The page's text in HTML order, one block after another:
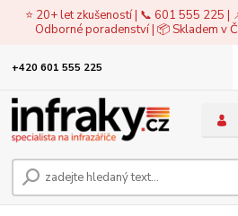
⭐ 20+ let zkušeností | 📞 601 555 225 |
Odborné poradenství | 📦 Skladem v
+420 601 555 225